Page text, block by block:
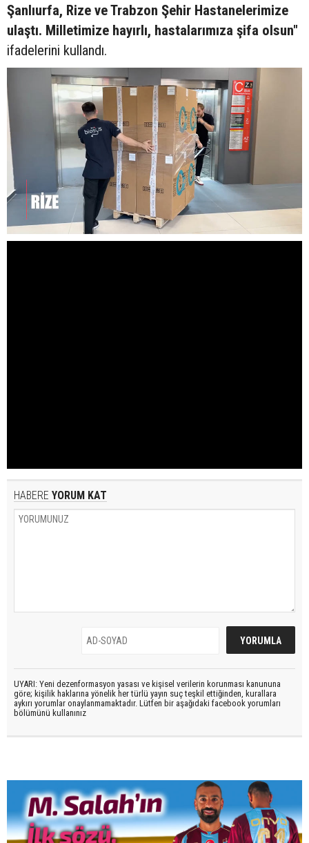
Şanlıurfa, Rize ve Trabzon Şehir Hastanelerimize
ulaştı. Milletimize hayırlı, hastalarımıza şifa olsun"
ifadelerini kullandı.
HABERE YORUM KAT
UYARI: Yeni dezenformasyon yasası ve kişisel verilerin korunması kanununa
göre; kişilik haklarına yönelik her türlü yayın suç teşkil ettiğinden, kurallara
aykırı yorumlar onaylanmamaktadır. Lütfen bir aşağıdaki facebook yorumları
bölümünü kullanınız